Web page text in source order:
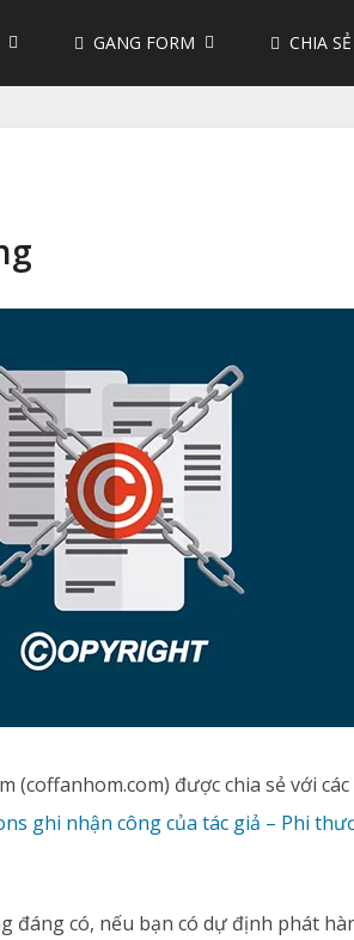
GANG FORM CHIA SẺ
(coffanhom.com) được chia sẻ với
ghi nhận công của tác giả – Phi
đáng có, nếu bạn có dự định phát